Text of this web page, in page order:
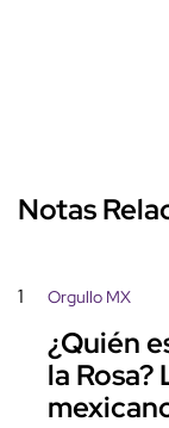
Notas
1 Orgullo MX
¿Quién
la